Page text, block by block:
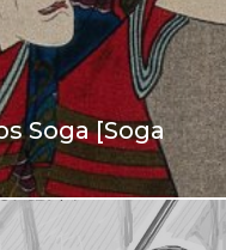
Soga [Soga